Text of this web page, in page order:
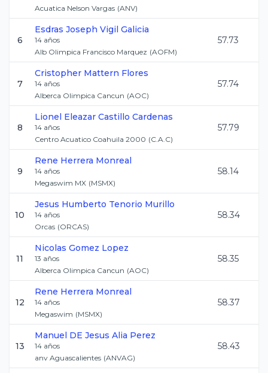
Acuatica Nelson Vargas (ANV)
6
Esdras Joseph Vigil Galicia
14 años
Alb Olimpica Francisco Marquez (AOFM)
57.73
7
Cristopher Mattern Flores
14 años
Alberca Olimpica Cancun (AOC)
57.74
8
Lionel Eleazar Castillo Cardenas
14 años
Centro Acuatico Coahuila 2000 (C.A.C)
57.79
9
Rene Herrera Monreal
14 años
Megaswim MX (MSMX)
58.14
10
Jesus Humberto Tenorio Murillo
14 años
Orcas (ORCAS)
58.34
11
Nicolas Gomez Lopez
13 años
Alberca Olimpica Cancun (AOC)
58.35
12
Rene Herrera Monreal
14 años
Megaswim (MSMX)
58.37
13
Manuel DE Jesus Alia Perez
14 años
anv Aguascalientes (ANVAG)
58.43